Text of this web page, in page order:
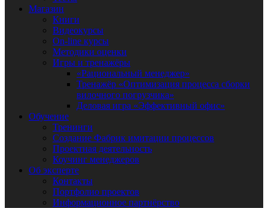
Магазин
Книги
Видеокурсы
On-line курсы
Методики оценки
Игры и тренажёры
«Рациональный менеджер»
Тренажёр «Оптимизация процесса сборки
вилочного погрузчика»
Деловая игра «Эффективный офис»
Обучение
Тренинги
Создание Фабрик имитации процессов
Проектная деятельность
Коучинг менеджеров
Об эксперте
Контакты
Портфолио проектов
Информационное партнёрство